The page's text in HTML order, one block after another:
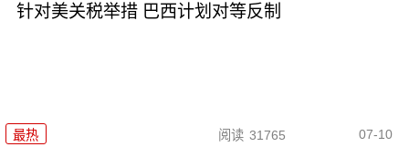
针对美关税举措 巴西计划对等反制
最热 阅读 31765 07-10